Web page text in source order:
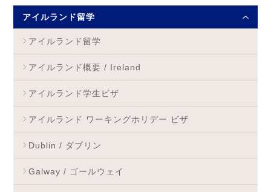
アイルランド留学
アイルランド留学
アイルランド概要 / Ireland
アイルランド学生ビザ
アイルランド ワーキングホリデー ビザ
Dublin / ダブリン
Galway / ゴールウェイ